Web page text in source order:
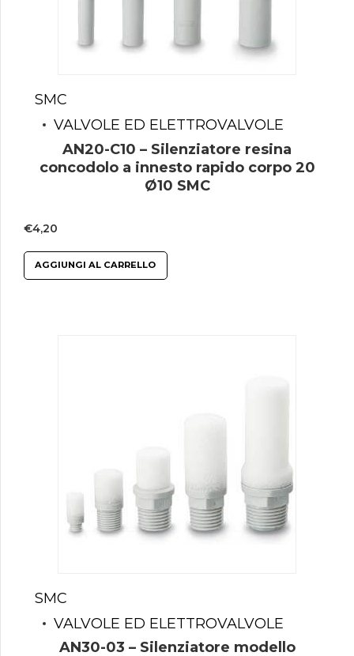
SMC
VALVOLE ED ELETTROVALVOLE
AN20-C10 – Silenziatore resina
concodolo a innesto rapido corpo 20
Ø10 SMC
€4,20
AGGIUNGI AL CARRELLO
SMC
VALVOLE ED ELETTROVALVOLE
AN30-03 – Silenziatore modello